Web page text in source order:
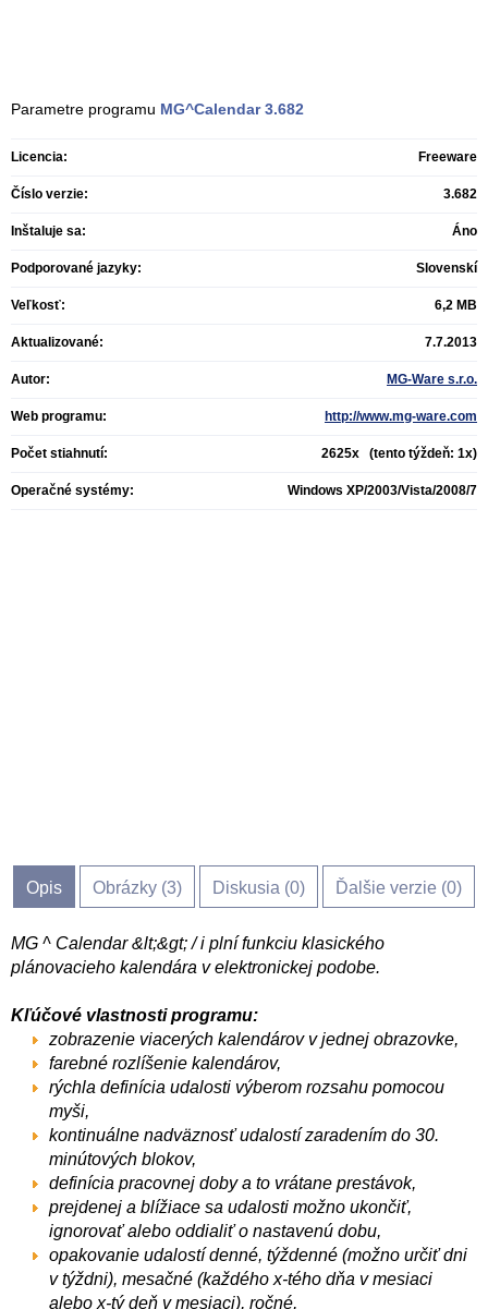
Parametre programu MG^Calendar 3.682
Licencia: Freeware
Číslo verzie: 3.682
Inštaluje sa: Áno
Podporované jazyky: Slovenskí
Veľkosť: 6,2 MB
Aktualizované: 7.7.2013
Autor: MG-Ware s.r.o.
Web programu: http://www.mg-ware.com
Počet stiahnutí: 2625x (tento týždeň: 1x)
Operačné systémy: Windows XP/2003/Vista/2008/7
Opis Obrázky (3) Diskusia (0) Ďalšie verzie (0)
MG ^ Calendar &lt;&gt; / i plní funkciu klasického
plánovacieho kalendára v elektronickej podobe.
Kľúčové vlastnosti programu:
zobrazenie viacerých kalendárov v jednej obrazovke,
farebné rozlíšenie kalendárov,
rýchla definícia udalosti výberom rozsahu pomocou
myši,
kontinuálne nadväznosť udalostí zaradením do 30.
minútových blokov,
definícia pracovnej doby a to vrátane prestávok,
prejdenej a blížiace sa udalosti možno ukončiť,
ignorovať alebo oddialiť o nastavenú dobu,
opakovanie udalostí denné, týždenné (možno určiť dni
v týždni), mesačné (každého x-tého dňa v mesiaci
alebo x-tý deň v mesiaci), ročné,